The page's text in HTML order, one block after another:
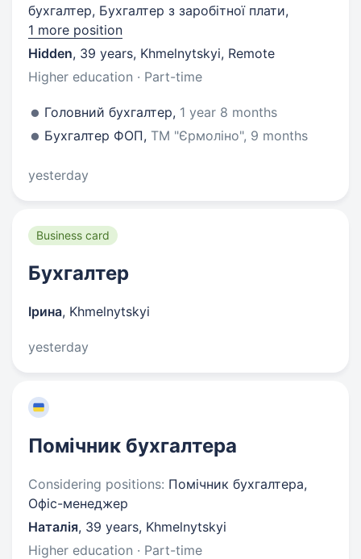
бухгалтер, Бухгалтер з заробітної плати,
1 more position
Hidden, 39 years, Khmelnytskyi, Remote
Higher education · Part-time
Головний бухгалтер, 1 year 8 months
Бухгалтер ФОП, ТМ "Єрмоліно", 9 months
yesterday
Business card
Бухгалтер
Ірина, Khmelnytskyi
yesterday
Помічник бухгалтера
Considering positions: Помічник бухгалтера,
Офіс-менеджер
Наталія, 39 years, Khmelnytskyi
Higher education · Part-time